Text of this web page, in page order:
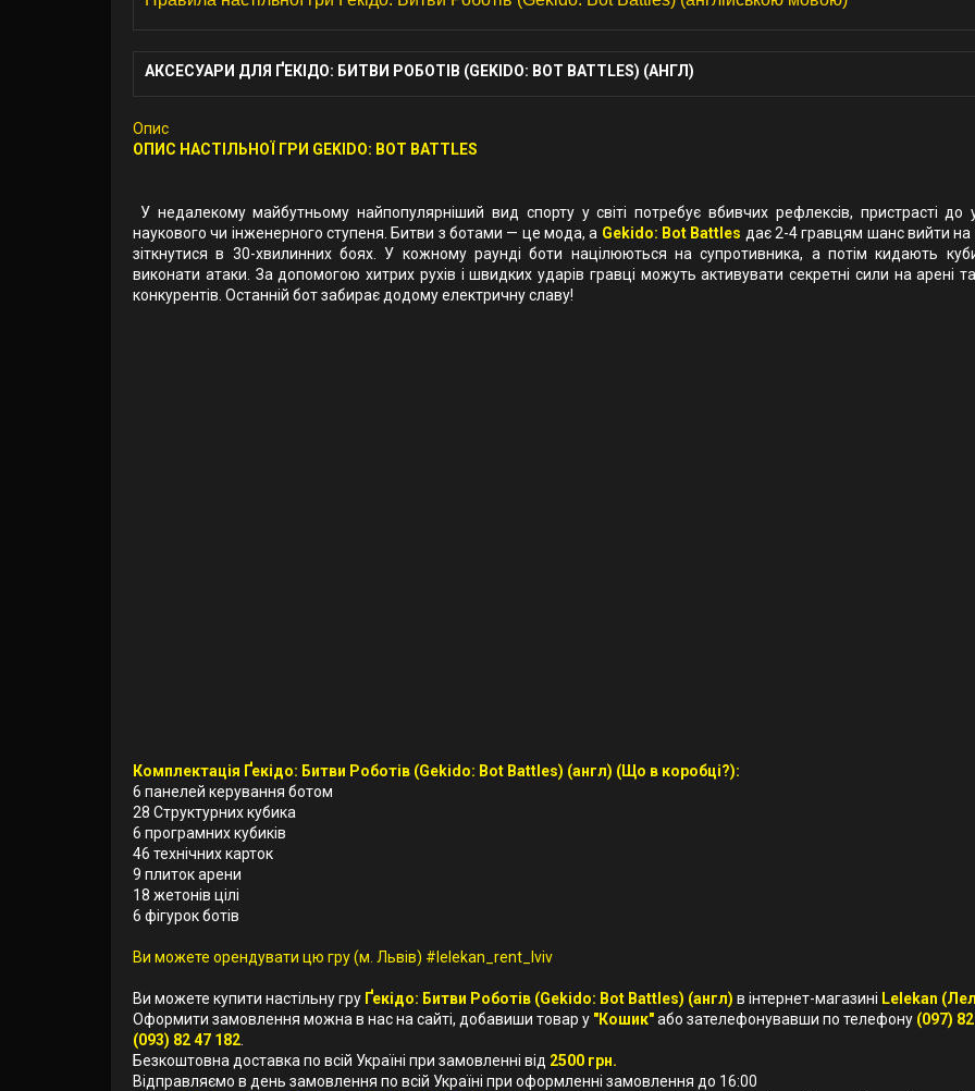
АКСЕСУАРИ ДЛЯ ҐЕКІДО: БИТВИ РОБОТІВ (GEKIDO: BOT BATTLES) (АНГЛ)
Опис
ОПИС НАСТІЛЬНОЇ ГРИ GEKIDO: BOT BATTLES
У недалекому майбутньому найпопулярніший вид спорту у світі потребує вбивчих рефлексів, пристрасті до
наукового чи інженерного ступеня. Битви з ботами — це мода, а Gekido: Bot Battles дає 2-4 гравцям шанс вийти на
зіткнутися в 30-хвилинних боях. У кожному раунді боти націлюються на супротивника, а потім кидають
виконати атаки. За допомогою хитрих рухів і швидких ударів гравці можуть активувати секретні сили на арені
конкурентів. Останній бот забирає додому електричну славу!
Комплектація Ґекідо: Битви Роботів (Gekido: Bot Battles) (англ) (Що в коробці?):
6 панелей керування ботом
28 Структурних кубика
6 програмних кубиків
46 технічних карток
9 плиток арени
18 жетонів цілі
6 фігурок ботів
Ви можете орендувати цю гру (м. Львів) #lelekan_rent_lviv
Ви можете купити настільну гру Ґекідо: Битви Роботів (Gekido: Bot Battles) (англ) в інтернет-магазині Lelekan
Оформити замовлення можна в нас на сайті, добавиши товар у "Кошик"або зателефонувавши по телефону (097)
(093) 82 47 182
Безкоштовна доставка по всій Україні при замовленні від 2500 грн.
Відправляємо в день замовлення по всій Україні при оформленні замовлення до 16:00